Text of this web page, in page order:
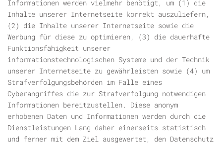
Informationen werden vielmehr benötigt, um (1) die
Inhalte unserer Internetseite korrekt auszuliefern,
(2) die Inhalte unserer Internetseite sowie die
Werbung für diese zu optimieren, (3) die dauerhafte
Funktionsfähigkeit unserer
informationstechnologischen Systeme und der Technik
unserer Internetseite zu gewährleisten sowie (4) um
Strafverfolgungsbehörden im Falle eines
Cyberangriffes die zur Strafverfolgung notwendigen
Informationen bereitzustellen. Diese anonym
erhobenen Daten und Informationen werden durch die
Dienstleistungen Lang daher einerseits statistisch
und ferner mit dem Ziel ausgewertet, den Datenschutz